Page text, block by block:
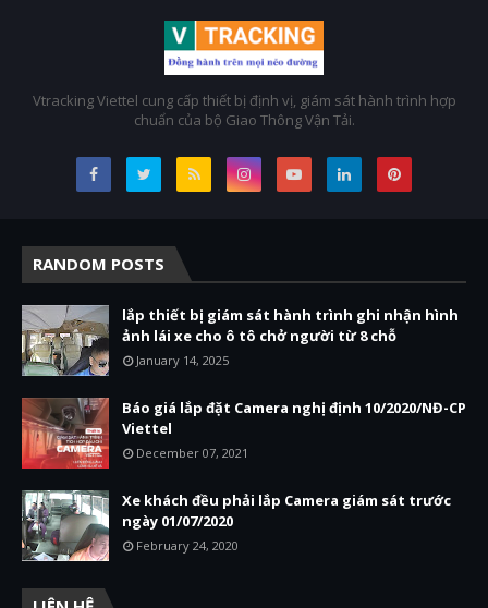
Vtracking Viettel cung cấp thiết bị định vị, giám sát hành trình hợp
chuẩn của bộ Giao Thông Vận Tải.
RANDOM POSTS
lắp thiết bị giám sát hành trình ghi nhận hình
ảnh lái xe cho ô tô chở người từ 8 chỗ
January 14, 2025
Báo giá lắp đặt Camera nghị định 10/2020/NĐ-CP
Viettel
December 07, 2021
Xe khách đều phải lắp Camera giám sát trước
ngày 01/07/2020
February 24, 2020